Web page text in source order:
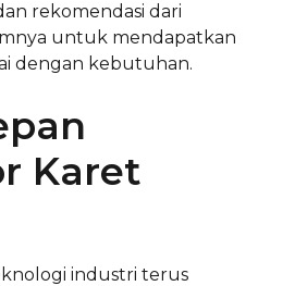
rekomendasi dari
untuk mendapatkan
dengan kebutuhan.
Karet
industri terus